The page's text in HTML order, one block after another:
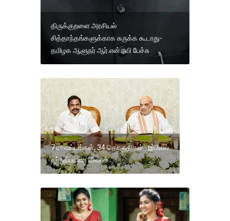
திருக்குறளை அரசியல்
சித்தாந்தங்களுக்காக சுருக்க கூடாது-
தமிழக ஆளுநர் ஆர்.என்.ரவி பேச்சு
7 மாவட்டங்கள், 34 தொகுதிகள்.. இபிஎஸ்
சுற்றுப்பயண விவரம்